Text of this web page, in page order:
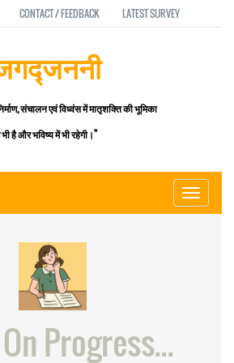
CONTACT / FEEDBACK LATEST SURVEY
संचालन एवं विध्वंस में मातृशक्ति की भूमिका
है और भविष्य में भी रहेगी।"
Toggle
Progress...